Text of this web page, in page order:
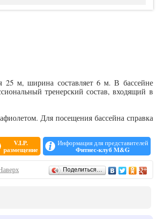
25 м, ширина составляет 6 м. В бассейне
тренерский состав, входящий в
Для посещения бассейна справка
V.I.P.
размещение
Информация для представителей
Фитнес-клуб M&G
Поделиться…